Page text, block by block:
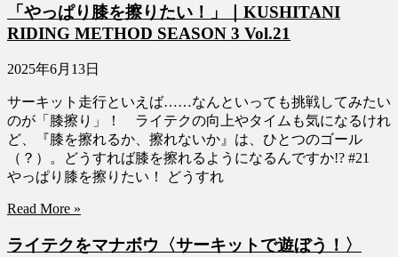
「やっぱり膝を擦りたい！」｜KUSHITANI
RIDING METHOD SEASON 3 Vol.21
2025年6月13日
サーキット走行といえば……なんといっても挑戦してみたい
のが「膝擦り」！ ライテクの向上やタイムも気になるけれ
ど、『膝を擦れるか、擦れないか』は、ひとつのゴール
（？）。どうすれば膝を擦れるようになるんですか!? #21
やっぱり膝を擦りたい！ どうすれ
Read More »
ライテクをマナボウ〈サーキットで遊ぼう！〉